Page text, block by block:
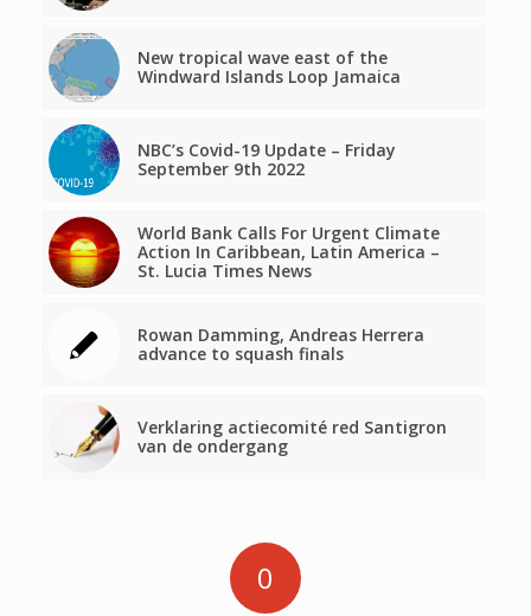
New tropical wave east of the
Windward Islands Loop Jamaica
NBC’s Covid-19 Update – Friday
September 9th 2022
World Bank Calls For Urgent Climate
Action In Caribbean, Latin America –
St. Lucia Times News
Rowan Damming, Andreas Herrera
advance to squash finals
Verklaring actiecomité red Santigron
van de ondergang
0